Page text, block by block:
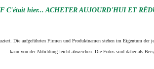
C'était hier... ACHETER AUJOURD'HUI ET
Die aufgeführten Firmen und Produktnamen stehen im Eigentum
kann von der Abbildung leicht abweichen. Die Fotos sind daher als